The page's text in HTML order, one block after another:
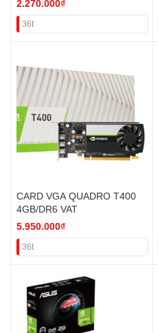
2.270.000₫
36t
CARD VGA QUADRO T400
4GB/DR6 VAT
5.950.000₫
36t